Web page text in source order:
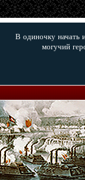
В одиночку начать
могучий